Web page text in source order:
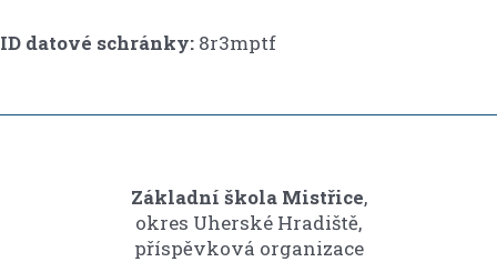
ID datové schránky: 8r3mptf
Základní škola Mistřice,
okres Uherské Hradiště,
příspěvková organizace